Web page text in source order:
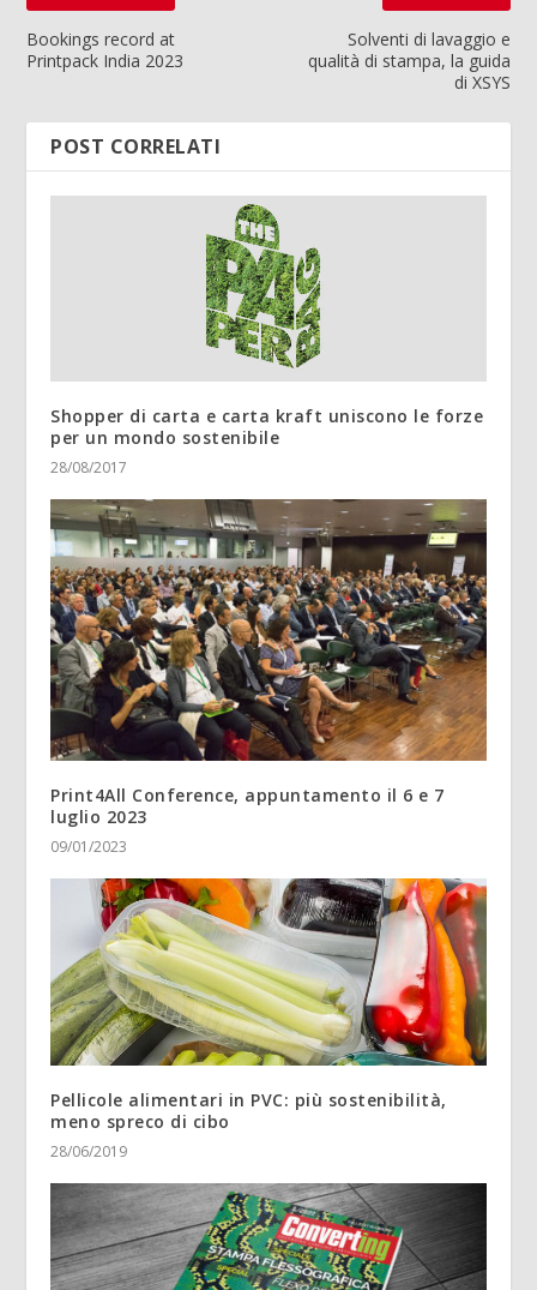
Bookings record at
Printpack India 2023
Solventi di lavaggio e
qualità di stampa, la guida
di XSYS
POST CORRELATI
Shopper di carta e carta kraft uniscono le forze
per un mondo sostenibile
28/08/2017
Print4All Conference, appuntamento il 6 e 7
luglio 2023
09/01/2023
Pellicole alimentari in PVC: più sostenibilità,
meno spreco di cibo
28/06/2019